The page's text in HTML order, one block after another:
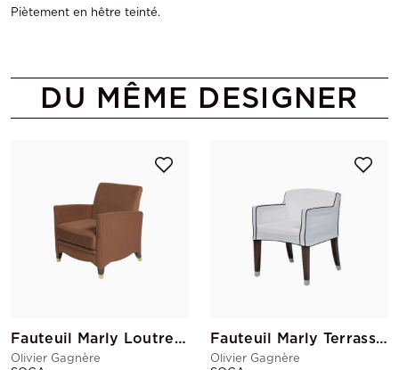
Piètement en hêtre teinté.
DU MÊME DESIGNER
Fauteuil Marly Loutre GM
Olivier Gagnère
Fauteuil Marly Terrasse Blanc
Olivier Gagnère